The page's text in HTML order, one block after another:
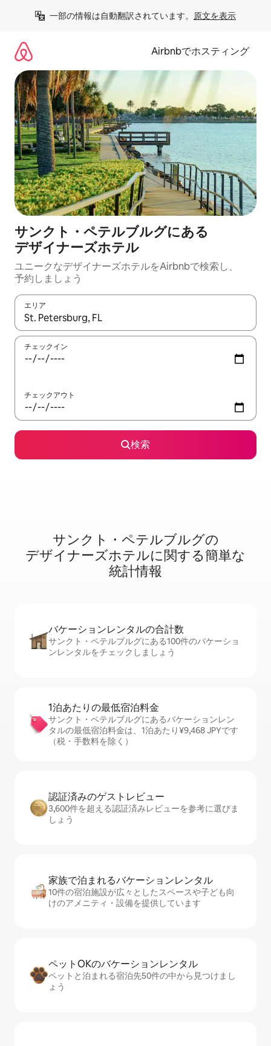
一部の情報は自動翻訳されています。 原文を表示
Airbnbでホスティング
サンクト・ペテルブルグにある
デ⁠ザ⁠イ⁠ナ⁠ー⁠ズホ⁠テ⁠ル
ユニークなデ⁠ザ⁠イ⁠ナ⁠ー⁠ズホ⁠テ⁠ル⁠をAirbnb⁠で検⁠索⁠し⁠、
予⁠約し⁠ま⁠し⁠ょ⁠う
エリア
検索結果が表示されたら、上下の矢印キーを使って移動するか
チェックイン
チェックアウト
検索
サンクト・ペテルブルグの
デ⁠ザ⁠イ⁠ナ⁠ー⁠ズホ⁠テ⁠ル⁠に関⁠す⁠る簡⁠単⁠な
統⁠計情⁠報
バケーションレ⁠ン⁠タ⁠ル⁠の合⁠計⁠数
サンクト・ペテルブルグにある100件のバケーショ
ンレンタルをチェックしましょう
1泊あたりの最⁠低⁠宿⁠泊⁠料⁠金
サンクト・ペテルブルグにあるバケーションレン
タルの最低宿泊料金は、1泊あたり¥9,468 JPYです
（税・手数料を除く）
認証済みのゲ⁠ス⁠ト⁠レ⁠ビ⁠ュ⁠ー
3,600件を超える認証済みレビューを参考に選びま
しょう
家族で泊まれるバ⁠ケ⁠ー⁠シ⁠ョ⁠ンレ⁠ン⁠タ⁠ル
10件の宿泊施設が広々としたスペースや子ども向
けのアメニティ・設備を提供しています
ペットOKのバ⁠ケ⁠ー⁠シ⁠ョ⁠ンレ⁠ン⁠タ⁠ル
ペットと泊まれる宿泊先50件の中から見つけまし
ょう